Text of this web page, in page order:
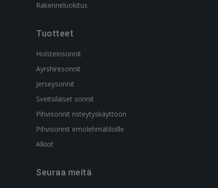
Rakenneluokitus
Tuotteet
Holsteinsonnit
Ayrshiresonnit
Jerseysonnit
Sveitsiläiset sonnit
Pihvisonnit risteytyskäyttöön
Pihvisonnit emolehmätiloille
Alkiot
Seuraa meitä